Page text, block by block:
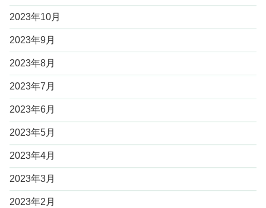
2023年10月
2023年9月
2023年8月
2023年7月
2023年6月
2023年5月
2023年4月
2023年3月
2023年2月